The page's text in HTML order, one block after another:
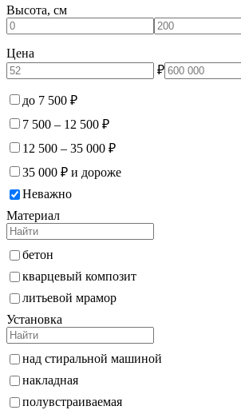
Высота, см
Цена
₽
до 7 500 ₽
7 500 – 12 500 ₽
12 500 – 35 000 ₽
35 000 ₽ и дороже
Неважно
Материал
бетон
кварцевый композит
литьевой мрамор
Установка
над стиральной машиной
накладная
полувстраиваемая